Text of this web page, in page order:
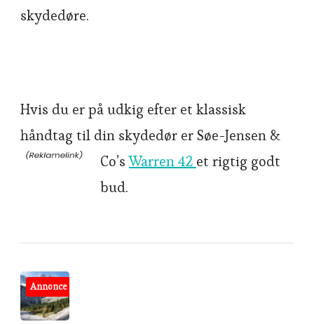
skydedøre.
Hvis du er på udkig efter et klassisk
håndtag til din skydedør er Søe-Jensen &
Co’sWarren 42 et rigtig godt
bud.
Post
Annonce